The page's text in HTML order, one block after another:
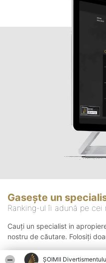
ŞOIMII
Gasește un
Ranking-ul îi adună pe
Cauți un specialist in
nostru de căutare. Folosiți